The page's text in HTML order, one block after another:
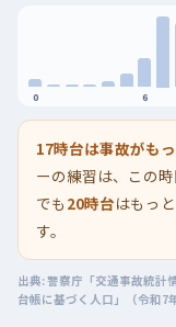
0 6
17時台は事故がも
ーの練習は、この
でも 20時台はもっ
す。
出典: 警察庁「交通事故統計
台帳に基づく人口」（令和7